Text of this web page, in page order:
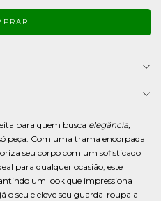
para quem busca elegância,
peça. Com uma trama encorpada
seu corpo com um sofisticado
para qualquer ocasião, este
um look que impressiona
o seu e eleve seu guarda-roupa a